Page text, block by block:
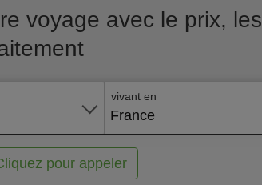
voyage avec le prix, les
vivant en
France
pour appeler